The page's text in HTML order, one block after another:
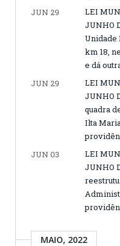
JUN 29
LEI
JUNHO
Unidade
km 18,
e dá
JUN 29
LEI
JUNHO
quadra
Ilta
JUN 03
LEI
JUNHO
MAIO, 2022